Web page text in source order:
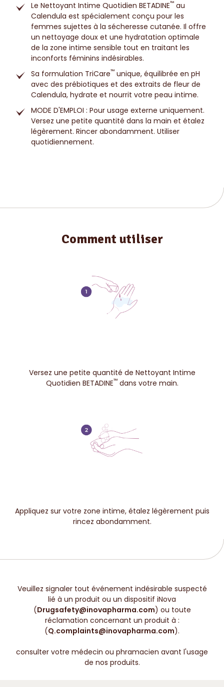
Le Nettoyant Intime Quotidien BETADINE™ au
Calendula est spécialement conçu pour les
femmes sujettes à la sécheresse cutanée. Il offre
un nettoyage doux et une hydratation optimale
de la zone intime sensible tout en traitant les
inconforts féminins indésirables.
Sa formulation TriCare™ unique, équilibrée en pH
avec des prébiotiques et des extraits de fleur de
Calendula, hydrate et nourrit votre peau intime.
MODE D'EMPLOI : Pour usage externe uniquement.
Versez une petite quantité dans la main et étalez
légèrement. Rincer abondamment. Utiliser
quotidiennement.
Comment utiliser
Versez une petite quantité de Nettoyant Intime
Quotidien BETADINE™dans votre main.
Appliquez sur votre zone intime, étalez légèrement puis
rincez abondamment.
Veuillez signaler tout événement indésirable suspecté
lié à un produit ou un dispositif iNova
(Drugsafety@inovapharma.com) ou toute
réclamation concernant un produit à :
(Q.complaints@inovapharma.com).
consulter votre médecin ou phramacien avant l'usage
de nos produits.